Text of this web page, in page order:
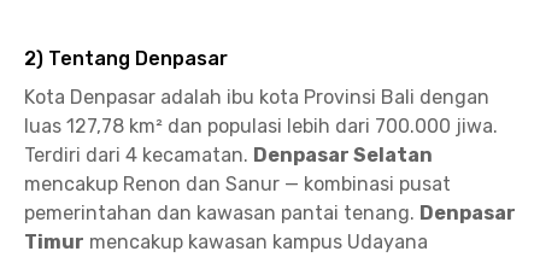
2) Tentang Denpasar
Kota Denpasar adalah ibu kota Provinsi Bali dengan
luas 127,78 km² dan populasi lebih dari 700.000 jiwa.
Terdiri dari 4 kecamatan. Denpasar Selatan
mencakup Renon dan Sanur — kombinasi pusat
pemerintahan dan kawasan pantai tenang. Denpasar
Timur mencakup kawasan kampus Udayana